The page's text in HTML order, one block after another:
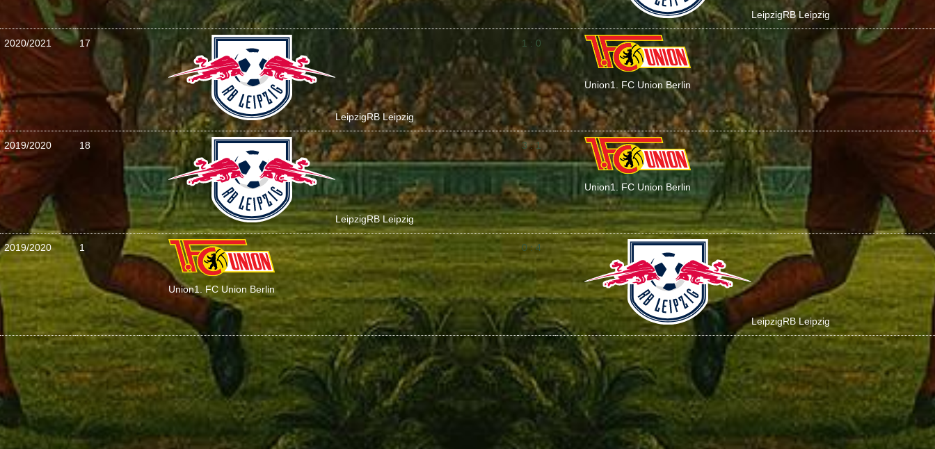
LeipzigRB Leipzig
2020/2021 17
LeipzigRB Leipzig
1 : 0
Union1. FC Union Berlin
2019/2020 18
LeipzigRB Leipzig
3 : 1
Union1. FC Union Berlin
2019/2020 1
Union1. FC Union Berlin
0 : 4
LeipzigRB Leipzig